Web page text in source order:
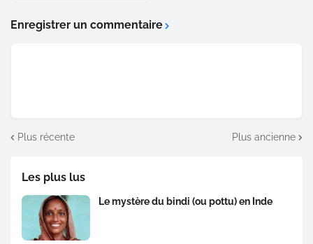
Enregistrer un commentaire
Plus récente Plus ancienne
Les plus lus
Le mystère du bindi (ou pottu) en Inde